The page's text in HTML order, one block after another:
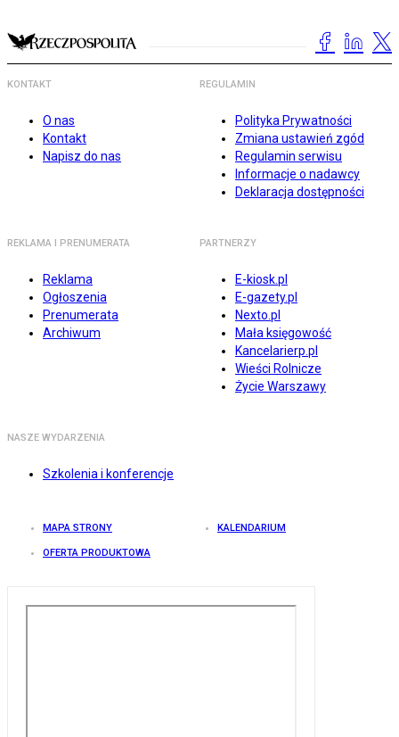
KONTAKT
O nas
Kontakt
Napisz do nas
REGULAMIN
Polityka Prywatności
Zmiana ustawień zgód
Regulamin serwisu
Informacje o nadawcy
Deklaracja dostępności
REKLAMA I PRENUMERATA
Reklama
Ogłoszenia
Prenumerata
Archiwum
PARTNERZY
E-kiosk.pl
E-gazety.pl
Nexto.pl
Mała księgowość
Kancelarierp.pl
Wieści Rolnicze
Życie Warszawy
NASZE WYDARZENIA
Szkolenia i konferencje
MAPA STRONY KALENDARIUM
OFERTA PRODUKTOWA